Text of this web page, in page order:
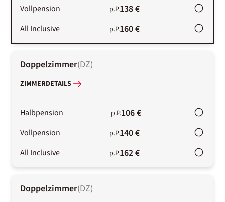
Vollpension p.P.138 €
All Inclusive p.P.160 €
Doppelzimmer(DZ)
ZIMMERDETAILS
Halbpension p.P.106 €
Vollpension p.P.140 €
All Inclusive p.P.162 €
Doppelzimmer(DZ)